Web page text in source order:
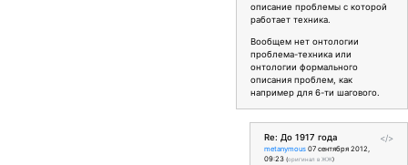
описание проблемы с которой
работает техника.
Вообщем нет онтологии
проблема-техника или
онтологии формального
описания проблем, как
например для 6-ти шагового.
</>
Re: До 1917 года
metanymous 07 сентября 2012,
09:23 (оригинал в ЖЖ)